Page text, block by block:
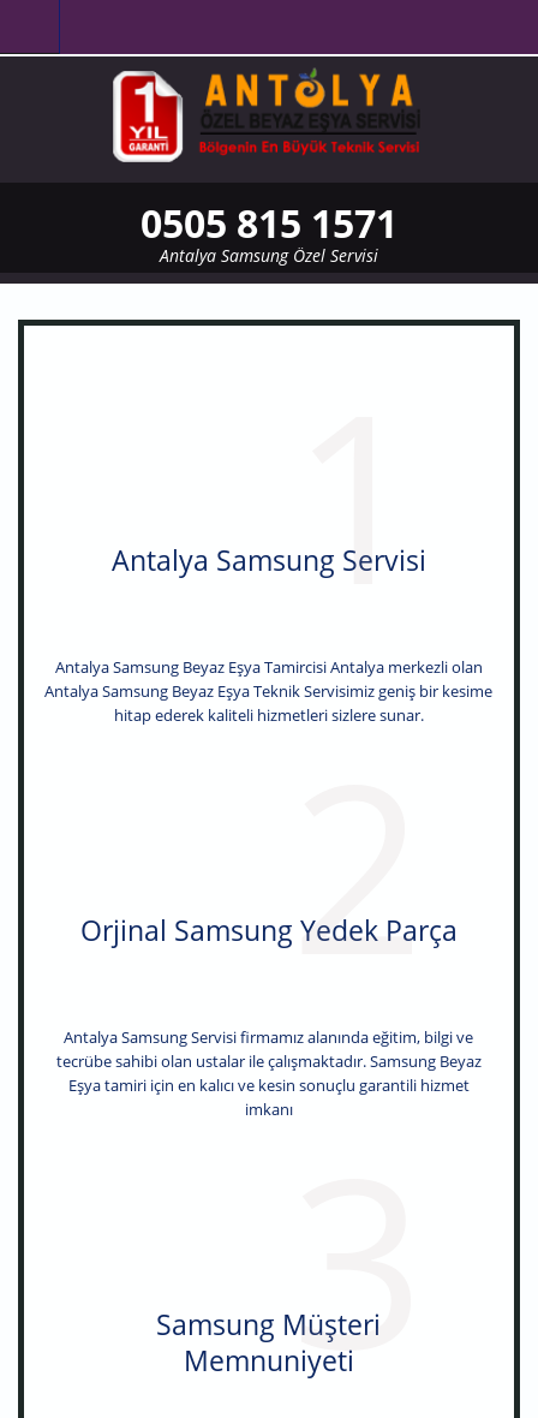
0505 815 1571
Antalya Samsung Özel Servisi
1
Antalya Samsung Servisi
Antalya Samsung Beyaz Eşya Tamircisi Antalya merkezli olan
Antalya Samsung Beyaz Eşya Teknik Servisimiz geniş bir kesime
hitap ederek kaliteli hizmetleri sizlere sunar.
2
Orjinal Samsung Yedek Parça
Antalya Samsung Servisi firmamız alanında eğitim, bilgi ve
tecrübe sahibi olan ustalar ile çalışmaktadır. Samsung Beyaz
Eşya tamiri için en kalıcı ve kesin sonuçlu garantili hizmet
imkanı3
Samsung Müşteri
Memnuniyeti